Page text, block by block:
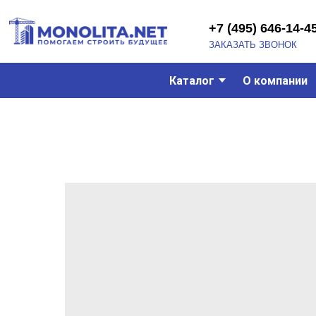
+7 (495) 646-14-45
ЗАКАЗАТЬ ЗВОНОК
Каталог О компании